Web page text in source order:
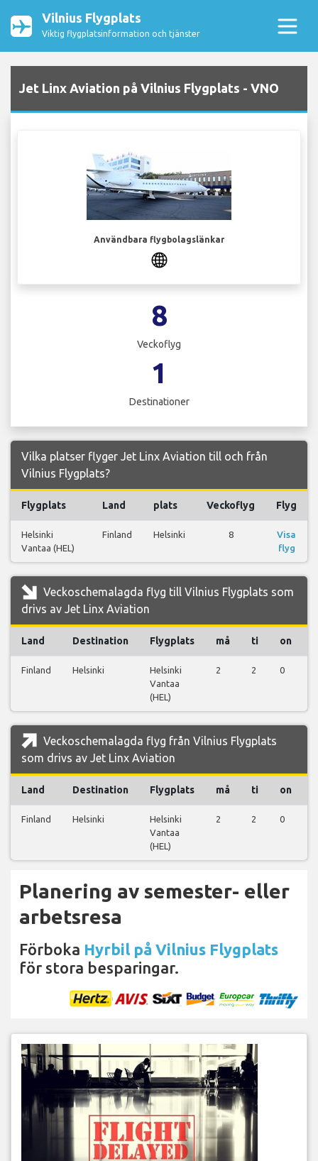
Vilnius Flygplats
Viktig flygplatsinformation och tjänster
Jet Linx Aviation på Vilnius Flygplats - VNO
Användbara flygbolagslänkar
8
Veckoflyg
1
Destinationer
Vilka platser flyger Jet Linx Aviation till och från
Vilnius Flygplats?
Flygplats Land plats Veckoflyg Flyg
Helsinki
Vantaa (HEL)
Finland Helsinki 8
Visa
flyg
Veckoschemalagda flyg till Vilnius Flygplats som
drivs av Jet Linx Aviation
Land Destination Flygplats må ti on
Finland Helsinki
Helsinki
Vantaa
(HEL)
2 2 0
Veckoschemalagda flyg från Vilnius Flygplats
som drivs av Jet Linx Aviation
Land Destination Flygplats må ti on
Finland Helsinki
Helsinki
Vantaa
(HEL)
2 2 0
Planering av semester- eller
arbetsresa
Förboka Hyrbil på Vilnius Flygplats
för stora besparingar.